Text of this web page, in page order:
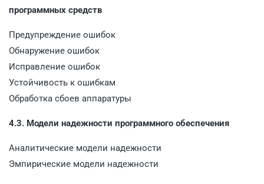
программных средств
Предупреждение ошибок
Обнаружение ошибок
Исправление ошибок
Устойчивость к ошибкам
Обработка сбоев аппаратуры
4.3. Модели надежности программного обеспечения
Аналитические модели надежности
Эмпирические модели надежности